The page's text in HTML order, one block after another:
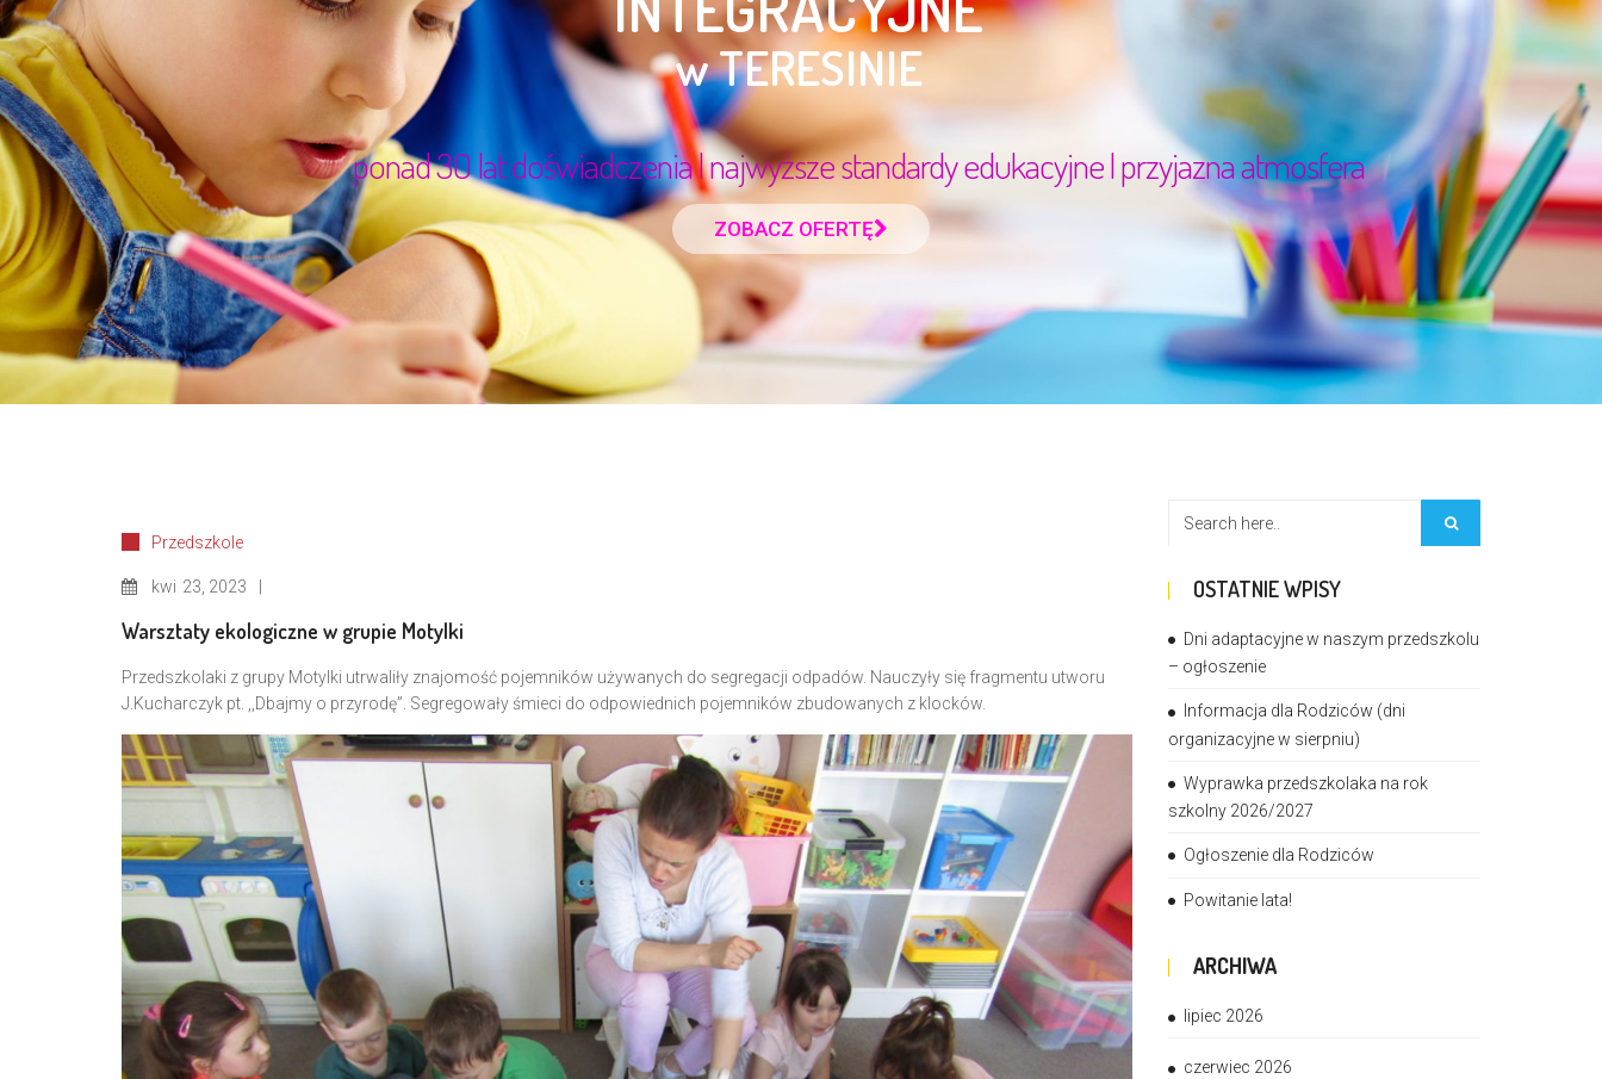
Przedszkole
kwi 23, 2023
Warsztaty ekologiczne w grupie Motylki
Przedszkolaki z grupy Motylki utrwaliły znajomość pojemników używanych do segregacji odpadów. Nauczyły się fragmentu utworu
J.Kucharczyk pt. ,,Dbajmy o przyrodę”. Segregowały śmieci do odpowiednich pojemników zbudowanych z klocków.
OSTATNIE WPISY
Dni adaptacyjne w naszym przedszkolu
– ogłoszenie
Informacja dla Rodziców (dni
organizacyjne w sierpniu)
Wyprawka przedszkolaka na rok
szkolny 2026/2027
Ogłoszenie dla Rodziców
Powitanie lata!
ARCHIWA
lipiec 2026
czerwiec 2026